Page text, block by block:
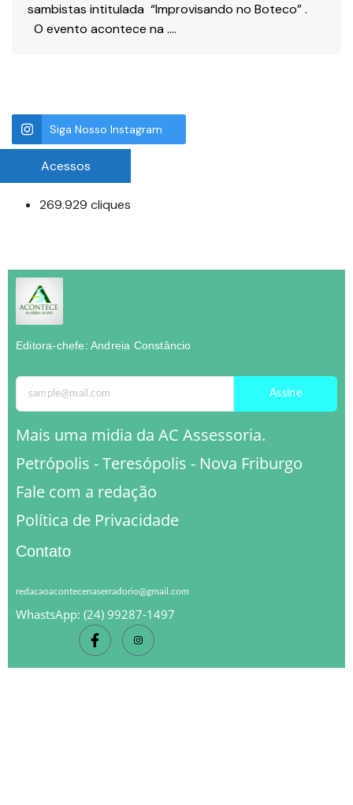
sambistas intitulada “Improvisando no Boteco” .
O evento acontece na ….
Siga Nosso Instagram
Acessos
269.929 cliques
Editora-chefe: Andreia Constâncio
Assine
Mais uma midia da AC Assessoria.
Petrópolis - Teresópolis - Nova Friburgo
Fale com a redação
Política de Privacidade
Contato
redacaoacontecenaserradorio@gmail.com
WhastsApp: (24) 99287-1497